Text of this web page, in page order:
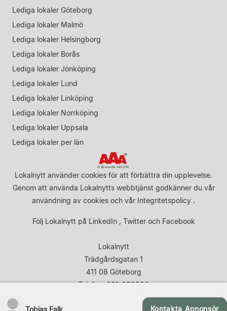
Tobias Falk Kontakta Annonsör
Lediga lokaler Göteborg
Lediga lokaler Malmö
Lediga lokaler Helsingborg
Lediga lokaler Borås
Lediga lokaler Jönköping
Lediga lokaler Lund
Lediga lokaler Linköping
Lediga lokaler Norrköping
Lediga lokaler Uppsala
Lediga lokaler per län
Lokalnytt använder cookies för att förbättra din upplevelse.
Genom att använda Lokalnytts webbtjänst godkänner du vår
användning av cookies och vår Integritetspolicy .
Följ Lokalnytt på LinkedIn, Twitteroch Facebook
Lokalnytt
Trädgårdsgatan 1
411 08 Göteborg
Telefon: 031-683920